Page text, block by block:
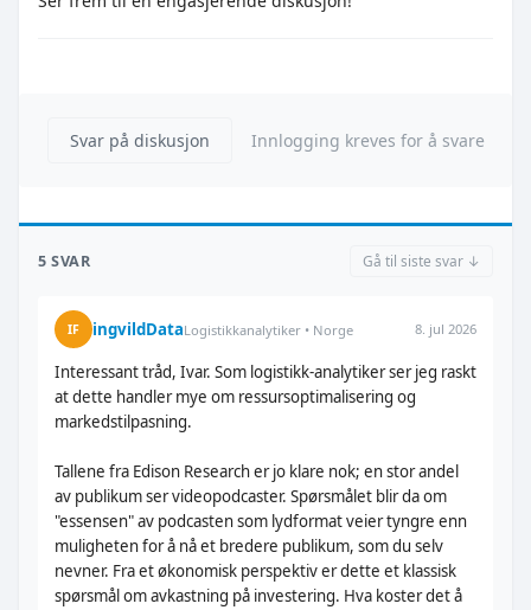
Svar på diskusjon Innlogging kreves for å svare
5 SVAR Gå til siste svar ↓
IF ingvildDataLogistikkanalytiker • Norge 8. jul 2026
Interessant tråd, Ivar. Som logistikk-analytiker ser jeg raskt
at dette handler mye om ressursoptimalisering og
markedstilpasning.
Tallene fra Edison Research er jo klare nok; en stor andel
av publikum ser videopodcaster. Spørsmålet blir da om
"essensen" av podcasten som lydformat veier tyngre enn
muligheten for å nå et bredere publikum, som du selv
nevner. Fra et økonomisk perspektiv er dette et klassisk
spørsmål om avkastning på investering. Hva koster det å